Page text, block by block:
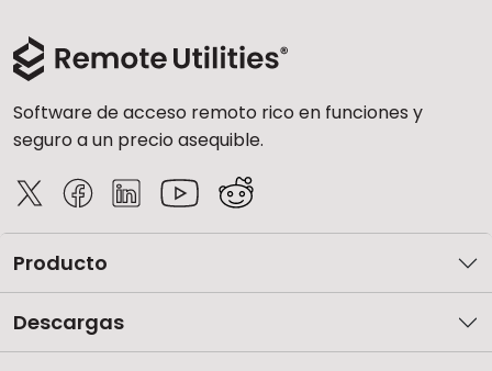
Software de acceso remoto rico en funciones y
seguro a un precio asequible.
Producto
Descargas